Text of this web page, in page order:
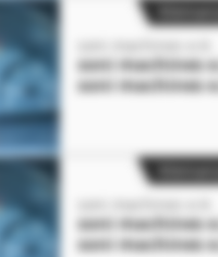
soni machines e.K.
soni machines
soni machines
soni machines e.K.
soni machines
soni machines